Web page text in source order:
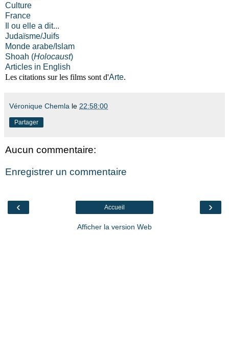
Culture
France
Il ou elle a dit...
Judaïsme/Juifs
Monde arabe/Islam
Shoah (Holocaust)
Articles in English
Les citations sur les films sont d'Arte.
Véronique Chemla le 22:58:00
Partager
Aucun commentaire:
Enregistrer un commentaire
‹ ›
Accueil
Afficher la version Web